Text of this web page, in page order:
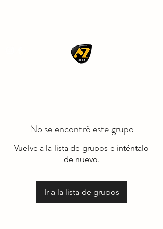
No se encontró este grupo
Vuelve a la lista de grupos e inténtalo
de nuevo.
Ir a la lista de grupos